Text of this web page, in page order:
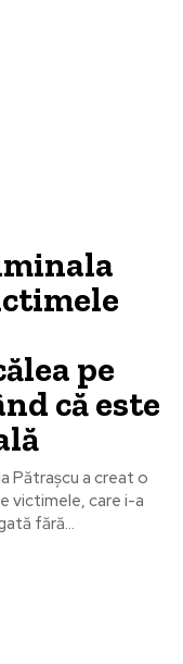
pe
că este
Pătraşcu a creat o
victimele, care i-a
fără...